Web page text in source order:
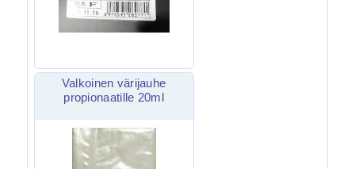
Valkoinen värijauhe
propionaatille 20ml